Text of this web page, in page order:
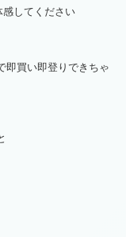
してください
即買い即登りできちゃ